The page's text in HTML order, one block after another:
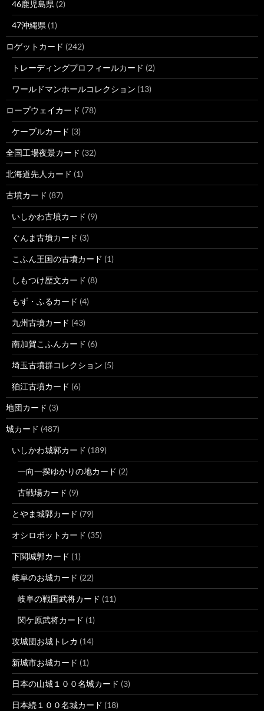
46鹿児島県 (2)
47沖縄県 (1)
ロゲットカード (242)
トレーディングプロフィールカード (2)
ワールドマンホールコレクション (13)
ロープウェイカード (78)
ケーブルカード (3)
全国工場夜景カード (32)
北海道先人カード (1)
古墳カード (87)
いしかわ古墳カード (9)
ぐんま古墳カード (3)
こふん王国の古墳カード (1)
しもつけ歴文カード (8)
もず・ふるカード (4)
九州古墳カード (43)
南加賀こふんカード (6)
埼玉古墳群コレクション (5)
狛江古墳カード (6)
地団カード (3)
城カード (487)
いしかわ城郭カード (189)
一向一揆ゆかりの地カード (2)
古戦場カード (9)
とやま城郭カード (79)
オシロボットカード (35)
下関城郭カード (1)
岐阜のお城カード (22)
岐阜の戦国武将カード (11)
関ケ原武将カード (1)
攻城団お城トレカ (14)
新城市お城カード (1)
日本の山城１００名城カード (3)
日本続１００名城カード (18)